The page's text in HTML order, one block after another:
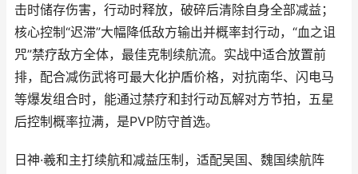
击时储存伤害，行动时释放，破碎后清除自身全部减益；
核心控制“迟滞”大幅降低敌方输出并概率封行动，“血之诅
咒”禁疗敌方全体，最佳克制续航流。实战中适合放置前
排，配合减伤武将可最大化护盾价格，对抗南华、闪电马
等爆发组合时，能通过禁疗和封行动瓦解对方节拍，五星
后控制概率拉满，是PVP防守首选。
日神·羲和主打续航和减益压制，适配吴国、魏国续航阵